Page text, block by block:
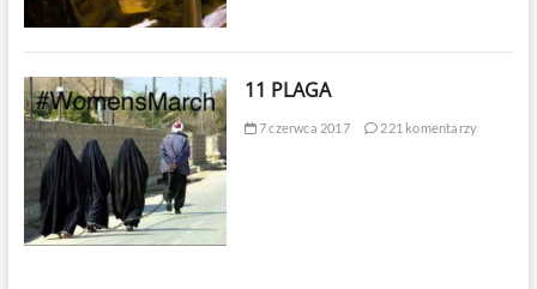
11 PLAGA
7 czerwca 2017 221 komentarzy